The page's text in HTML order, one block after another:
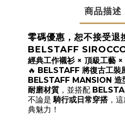
商品描述
零碼優惠，恕不接受退
BELSTAFF
經典工作襯衫 × 頂級工藝
🔥 BELSTAFF 將復古工裝
BELSTAFF MANSION 造
耐磨材質 ，並搭配
不論是騎行或日常穿搭 ，
典魅力！